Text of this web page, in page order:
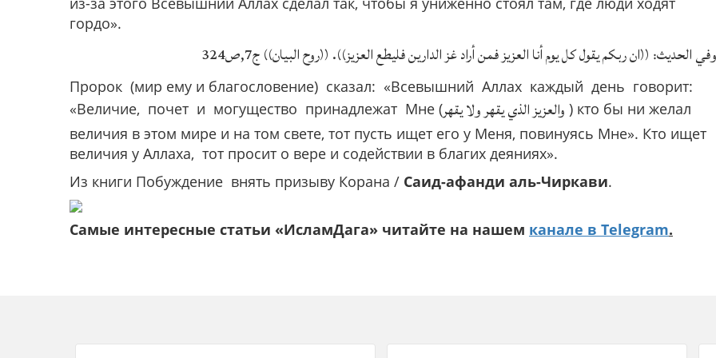
гордо».
وفي الحديث: ((ان ربكم يقول كل يوم أنا العزيز فمن أراد غز الدارين فليطع العزيز)). ((روح البيان)) ج7,ص324
Пророк (мир ему и благословение) сказал: «Всевышний Аллах каждый день говорит:
«Величие, почет и могущество принадлежат Мне (والعزيز الذي يقهر ولا يقهر ) кто бы ни желал
величия в этом мире и на том свете, тот пусть ищет его у Меня, повинуясь Мне». Кто ищет
величия у Аллаха, тот просит о вере и содействии в благих деяниях».
Из книги Побуждение внять призыву Корана / Саид-афанди аль-Чиркави.
Самые интересные статьи «ИсламДага» читайте на нашем канале в Telegram.